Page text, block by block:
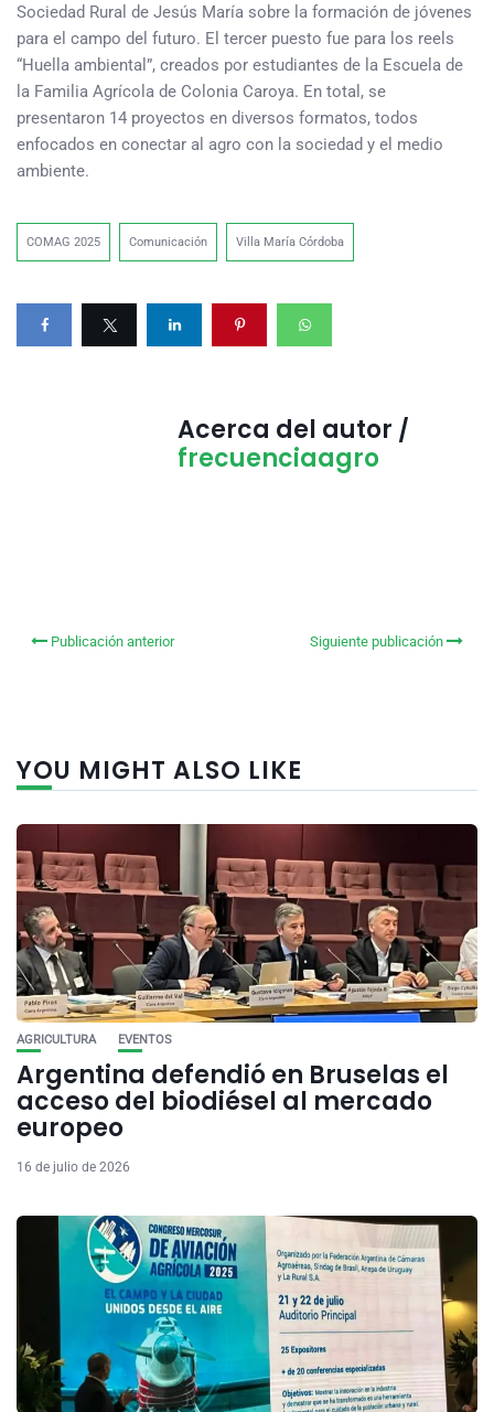
Sociedad Rural de Jesús María sobre la formación de jóvenes
para el campo del futuro. El tercer puesto fue para los reels
“Huella ambiental”, creados por estudiantes de la Escuela de
la Familia Agrícola de Colonia Caroya. En total, se
presentaron 14 proyectos en diversos formatos, todos
enfocados en conectar al agro con la sociedad y el medio
ambiente.
COMAG 2025 Comunicación Villa María Córdoba
Acerca del autor /
frecuenciaagro
Publicación anterior Siguiente publicación
YOU MIGHT ALSO LIKE
AGRICULTURA EVENTOS
Argentina defendió en Bruselas el
acceso del biodiésel al mercado
europeo
16 de julio de 2026